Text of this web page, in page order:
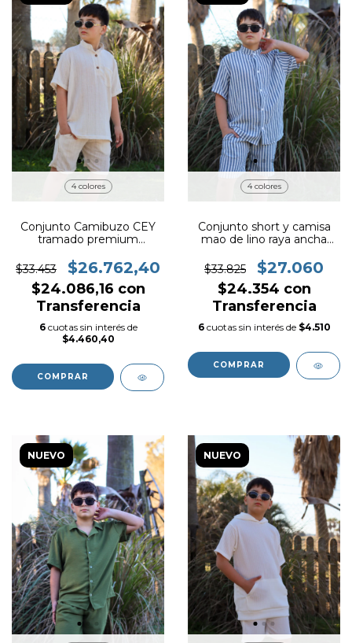
4 colores
Conjunto Camibuzo CEY
tramado premium
$33.453
$26.762,40
$24.086,16 con
Transferencia
6 cuotas sin interés de
$4.460,40
COMPRAR
4 colores
Conjunto short y camisa
mao de lino raya ancha
$33.825
$27.060
$24.354 con
Transferencia
6 cuotas sin interés de $4.510
COMPRAR
NUEVO NUEVO